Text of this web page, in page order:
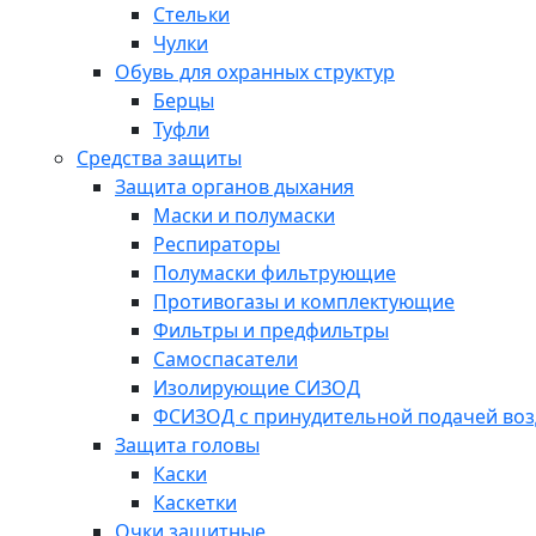
Стельки
Чулки
Обувь для охранных структур
Берцы
Туфли
Средства защиты
Защита органов дыхания
Маски и полумаски
Респираторы
Полумаски фильтрующие
Противогазы и комплектующие
Фильтры и предфильтры
Самоспасатели
Изолирующие СИЗОД
ФСИЗОД с принудительной подачей
Защита головы
Каски
Каскетки